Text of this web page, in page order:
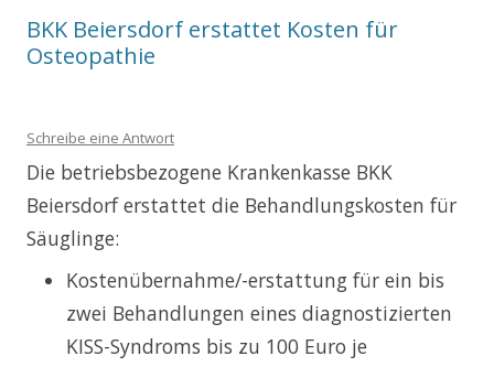
BKK Beiersdorf erstattet Kosten für
Osteopathie
Schreibe eine Antwort
Die betriebsbezogene Krankenkasse BKK
Beiersdorf erstattet die Behandlungskosten für
Säuglinge:
Kostenübernahme/-erstattung für ein bis
zwei Behandlungen eines diagnostizierten
KISS-Syndroms bis zu 100 Euro je